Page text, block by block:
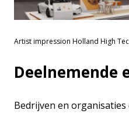
Artist impression Holland High
Deelnemende
Bedrijven en